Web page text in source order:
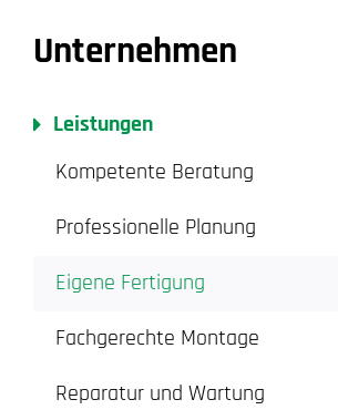
Unternehmen
Leistungen
Kompetente Beratung
Professionelle Planung
Eigene Fertigung
Fachgerechte Montage
Reparatur und Wartung